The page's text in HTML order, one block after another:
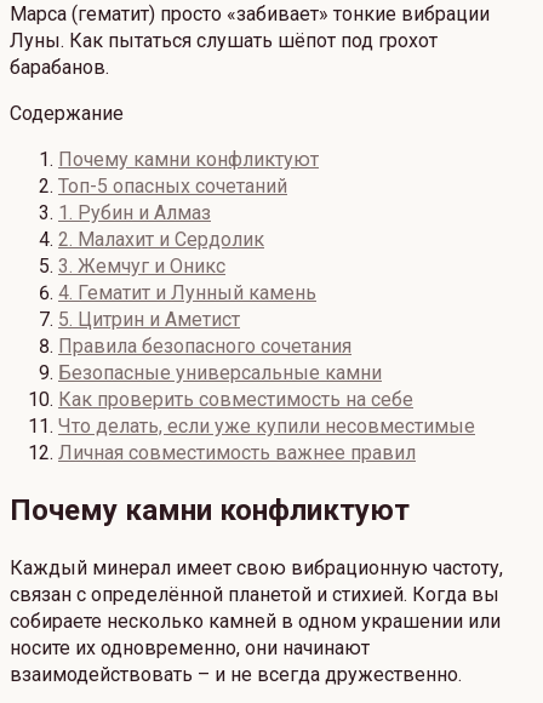
Марса (гематит) просто «забивает» тонкие вибрации
Луны. Как пытаться слушать шёпот под грохот
барабанов.
Содержание
Почему камни конфликтуют
Топ-5 опасных сочетаний
1. Рубин и Алмаз
2. Малахит и Сердолик
3. Жемчуг и Оникс
4. Гематит и Лунный камень
5. Цитрин и Аметист
Правила безопасного сочетания
Безопасные универсальные камни
Как проверить совместимость на себе
Что делать, если уже купили несовместимые
Личная совместимость важнее правил
Почему камни конфликтуют
Каждый минерал имеет свою вибрационную частоту,
связан с определённой планетой и стихией. Когда вы
собираете несколько камней в одном украшении или
носите их одновременно, они начинают
взаимодействовать – и не всегда дружественно.